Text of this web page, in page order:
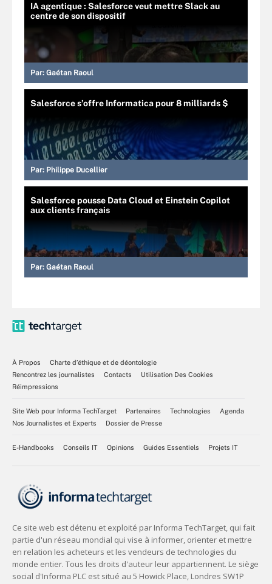
IA agentique : Salesforce veut mettre Slack au
centre de son dispositif
Par: Gaétan Raoul
Salesforce s’offre Informatica pour 8 milliards $
Par: Philippe Ducellier
Salesforce pousse Data Cloud et Einstein Copilot
aux clients français
Par: Gaétan Raoul
À Propos
Charte d’éthique et de déontologie
Rencontrez les journalistes
Contacts
Utilisation Des Cookies
Réimpressions
Site Web pour Informa TechTarget Partenaires Technologies
Agenda
Nos Journalistes et Experts
Dossier de Presse
E-Handbooks Conseils IT Opinions Guides Essentiels Projets IT